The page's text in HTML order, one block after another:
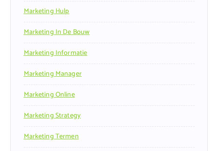
Marketing Hulp
Marketing In De Bouw
Marketing Informatie
Marketing Manager
Marketing Online
Marketing Strategy
Marketing Termen